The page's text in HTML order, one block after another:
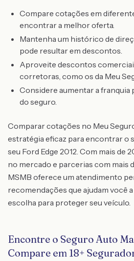
Compare cotações em
encontrar a melhor oferta.
Mantenha um histórico de
pode resultar em descontos.
Aproveite descontos
corretoras, como os da Meu
Considere aumentar a franquia
do seguro.
Comparar cotações no Meu
estratégia eficaz para encontrar o
seu Ford Edge 2012. Com mais de
no mercado e parcerias com mais
MSMB oferece um atendimento
recomendações que ajudam você
escolha para proteger seu veículo.
Encontre o Seguro Auto
Compare em 18+